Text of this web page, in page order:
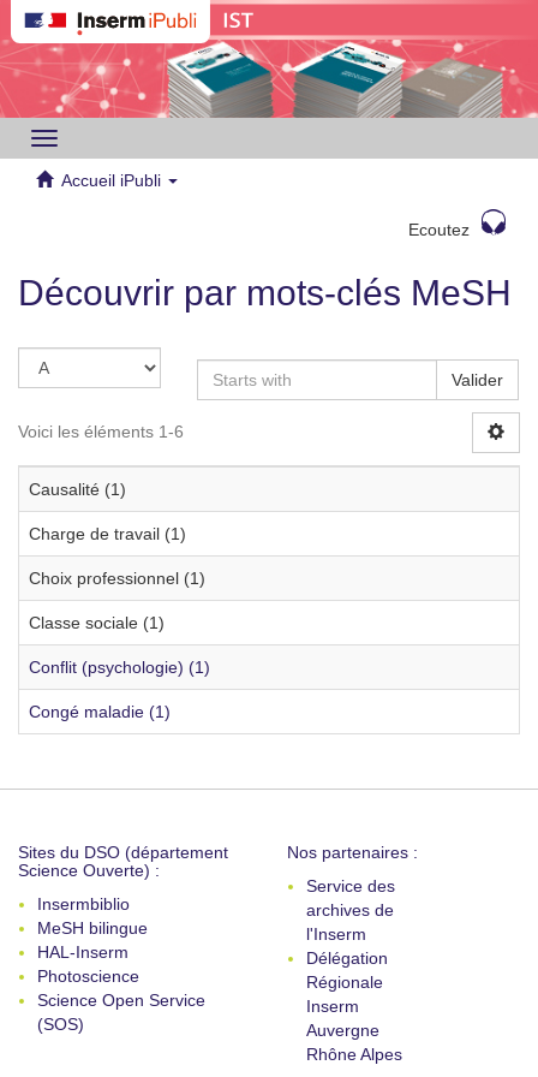
Toggle
navigation
Accueil iPubli
Ecoutez
Découvrir par mots-clés MeSH
Valider
Voici les éléments 1-6
Causalité (1)
Charge de travail (1)
Choix professionnel (1)
Classe sociale (1)
Conflit (psychologie) (1)
Congé maladie (1)
Sites du DSO (département
Science Ouverte) :
Insermbiblio
MeSH bilingue
HAL-Inserm
Photoscience
Science Open Service
(SOS)
Nos partenaires :
Service des
archives de
l'Inserm
Délégation
Régionale
Inserm
Auvergne
Rhône Alpes